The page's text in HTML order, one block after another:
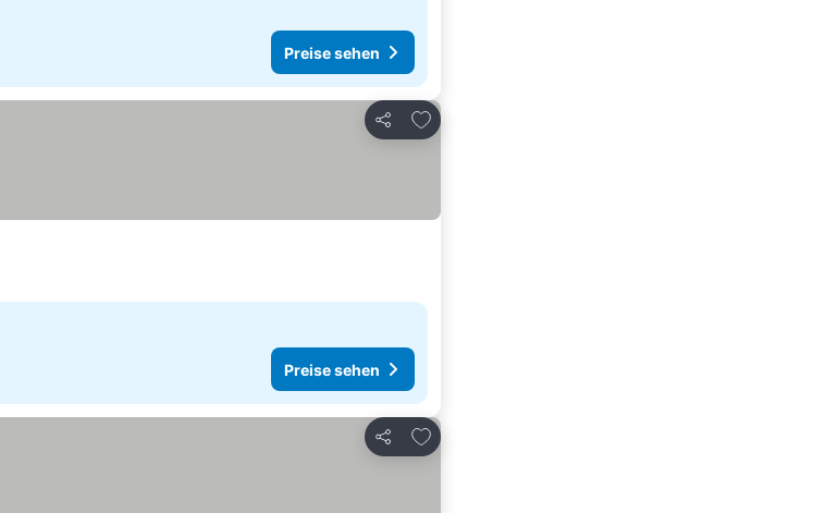
Preise sehen
Teilen
Zu Favoriten hinzufügen
Preise sehen
Teilen
Zu Favoriten hinzufügen